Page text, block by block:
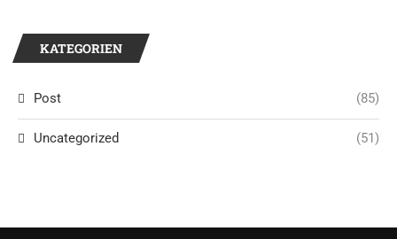
KATEGORIEN
Post (85)
Uncategorized (51)